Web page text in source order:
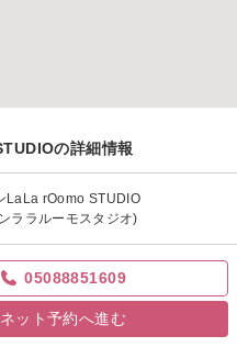
の詳細情報
LaLa rOomo STUDIO
ララルーモスタジオ)
05088851609
ネット予約へ進む